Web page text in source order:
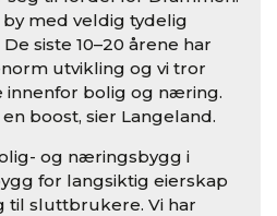
med veldig tydelig
siste 10–20 årene har
utvikling og vi tror
bolig og næring.
boost, sier Langeland.
og næringsbygg i
for langsiktig eierskap
til sluttbrukere. Vi har